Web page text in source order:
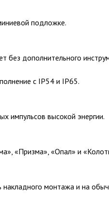
подложке.
без дополнительного
с IP54 и IP65.
импульсов высокой энергии.
«Призма», «Опал» и
накладного монтажа и на